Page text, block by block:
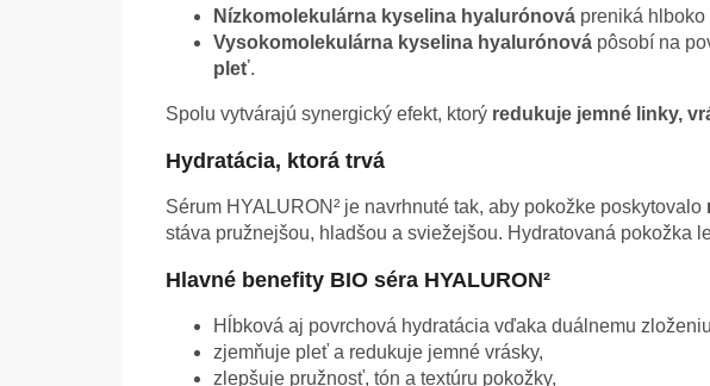
Nízkomolekulárna kyselina hyalurónová preniká
Vysokomolekulárna kyselina hyalurónová pôsobí na
pleť.
Spolu vytvárajú synergický efekt, ktorý redukuje jemné linky,
Hydratácia, ktorá trvá
Sérum HYALURON² je navrhnuté tak, aby pokožke poskytovalo
stáva pružnejšou, hladšou a sviežejšou. Hydratovaná pokožka
Hlavné benefity BIO séra HYALURON²
Hĺbková aj povrchová hydratácia vďaka duálnemu
zjemňuje pleť a redukuje jemné vrásky,
zlepšuje pružnosť, tón a textúru pokožky,